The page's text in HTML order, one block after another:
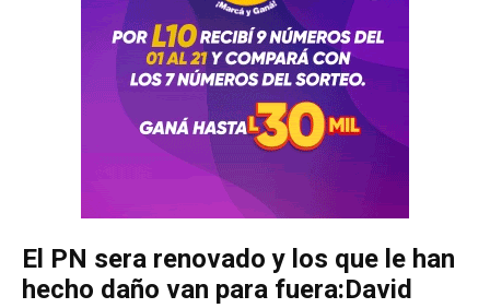
Partidos Políticos
Partido Liberal
Unificación Democrática
Anticorrupción
Partidos Políticos
Partido Liberal
Unificación Democrática
Anticorrupción
El PN sera renovado y los que le han
hecho daño van para fuera:David